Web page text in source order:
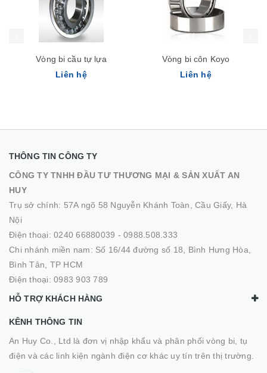
Vòng bi cầu tự lựa
Liên hệ
Vòng bi côn Koyo
Liên hệ
THÔNG TIN CÔNG TY
CÔNG TY TNHH ĐẦU TƯ THƯƠNG MẠI & SẢN XUẤT AN
HUY
Trụ sở chính: 57A ngõ 58 Nguyễn Khánh Toàn, Cầu Giấy, Hà
Nội
Điện thoại: 0240 66880039 - 0988.508.333
Chi nhánh miền nam: Số 16/44 đường số 18, Bình Hưng Hòa,
Bình Tân, TP HCM
Điện thoại: 0983 903 789
HỖ TRỢ KHÁCH HÀNG
KÊNH THÔNG TIN
An Huy Co., Ltd là đơn vị nhập khẩu và phân phối vòng bi, tụ
điện và các linh kiện ngành điện cơ khác uy tín trên thị trường.